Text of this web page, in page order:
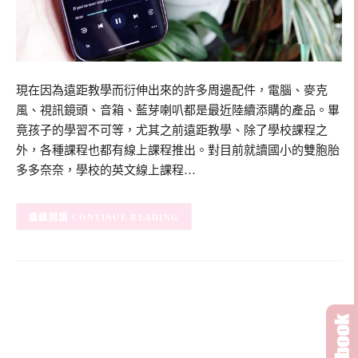
現在因為遠距教學而衍伸出來的許多周邊配件，電腦、麥克
風、視訊鏡頭、音箱、藍芽喇叭都是最近陸續添購的產品。畢
竟孩子的學習不可等，尤其之前遠距教學、除了學校課程之
外，各種課程也都有線上課程推出。對目前就讀國小的雙胞胎
多多奈奈，學校的英文線上課程…
CONTINUE READING